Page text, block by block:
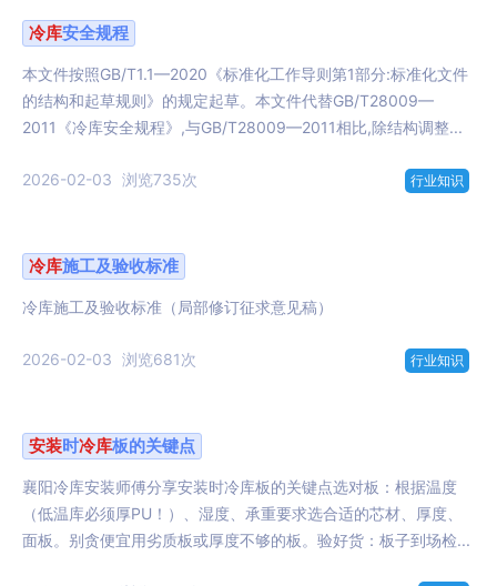
冷库安全规程
本文件按照GB/T1.1—2020《标准化工作导则第1部分:标准化文件
的结构和起草规则》的规定起草。本文件代替GB/T28009—
2011《冷库安全规程》,与GB/T28009—2011相比,除结构调整...
2026-02-03 浏览735次 行业知识
冷库施工及验收标准
冷库施工及验收标准（局部修订征求意见稿）
2026-02-03 浏览681次 行业知识
安装时冷库板的关键点
襄阳冷库安装师傅分享安装时冷库板的关键点选对板：根据温度
（低温库必须厚PU！）、湿度、承重要求选合适的芯材、厚度、
面板。别贪便宜用劣质板或厚度不够的板。验好货：板子到场检...